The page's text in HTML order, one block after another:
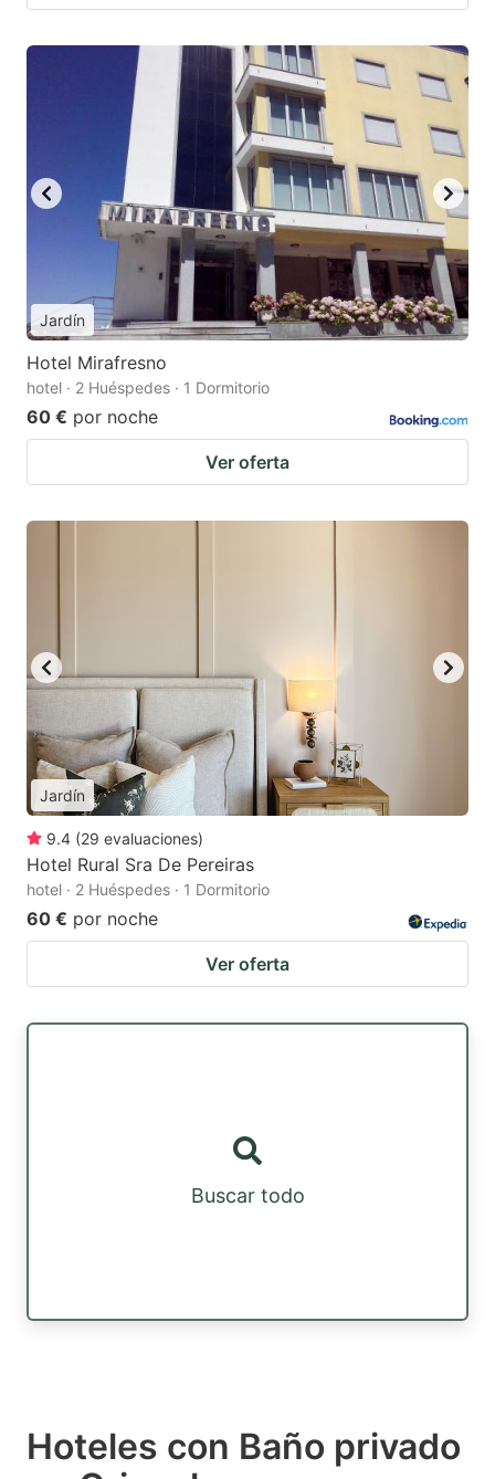
Jardín
Hotel Mirafresno
hotel · 2 Huéspedes · 1 Dormitorio
60 € por noche
Ver oferta
Jardín
9.4 (29 evaluaciones)
Hotel Rural Sra De Pereiras
hotel · 2 Huéspedes · 1 Dormitorio
60 € por noche
Ver oferta
Buscar todo
Hoteles con Baño privado